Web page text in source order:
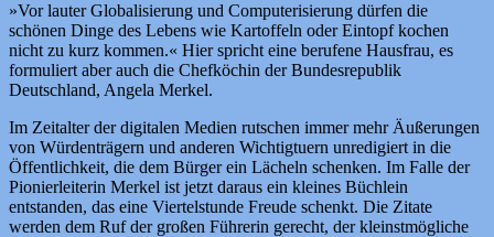
»Vor lauter Globalisierung und Computerisierung dürfen die
schönen Dinge des Lebens wie Kartoffeln oder Eintopf kochen
nicht zu kurz kommen.« Hier spricht eine berufene Hausfrau, es
formuliert aber auch die Chefköchin der Bundesrepublik
Deutschland, Angela Merkel.
Im Zeitalter der digitalen Medien rutschen immer mehr Äußerungen
von Würdenträgern und anderen Wichtigtuern unredigiert in die
Öffentlichkeit, die dem Bürger ein Lächeln schenken. Im Falle der
Pionierleiterin Merkel ist jetzt daraus ein kleines Büchlein
entstanden, das eine Viertelstunde Freude schenkt. Die Zitate
werden dem Ruf der großen Führerin gerecht, der kleinstmögliche